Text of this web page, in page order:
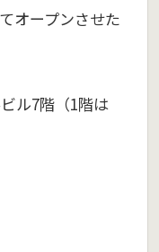
オープンさせた
ル7階（1階は